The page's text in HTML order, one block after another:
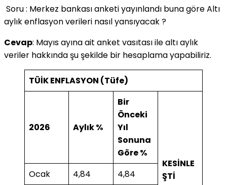
Soru : Merkez bankası anketi yayınlandı buna göre Altı
aylık enflasyon verileri nasıl yansıyacak ?
Cevap: Mayıs ayına ait anket vasıtası ile altı aylık
veriler hakkında şu şekilde bir hesaplama yapabiliriz.
TÜİK ENFLASYON (Tüfe)
2026 Aylık %
Bir
Önceki
Yıl
Sonuna
Göre %
KESİNLE
ŞTİ
Ocak 4,84 4,84